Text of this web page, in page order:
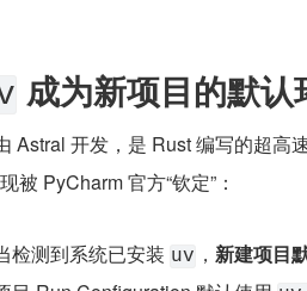
成为新项目的默
Astral 开发，是 Rust 编写的超高
被 PyCharm 官方“钦定”：
检测到系统已安装 uv ， 新建项目